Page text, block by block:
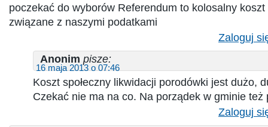
poczekać do wyborów Referendum to kolosalny
związane z naszymi podatkami
Zaloguj
Anonim pisze:
16 maja 2013 o 07:46
Koszt społeczny likwidacji porodówki jest dużo,
Czekać nie ma na co. Na porządek w gminie też
Zaloguj